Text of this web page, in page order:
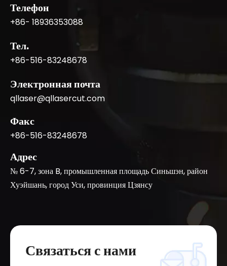
Телефон
+86- 18936353088
Тел.
+86-516-83248678
Электронная почта
qllaser@qllasercut.com
Факс
+86-516-83248678
Адрес
№ 6-7, зона B, промышленная площадь Синьшэн, район
Хуэйшань, город Уси, провинция Цзянсу
Связаться с нами